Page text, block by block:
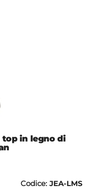
top in legno di
Codice: JEA-LMS